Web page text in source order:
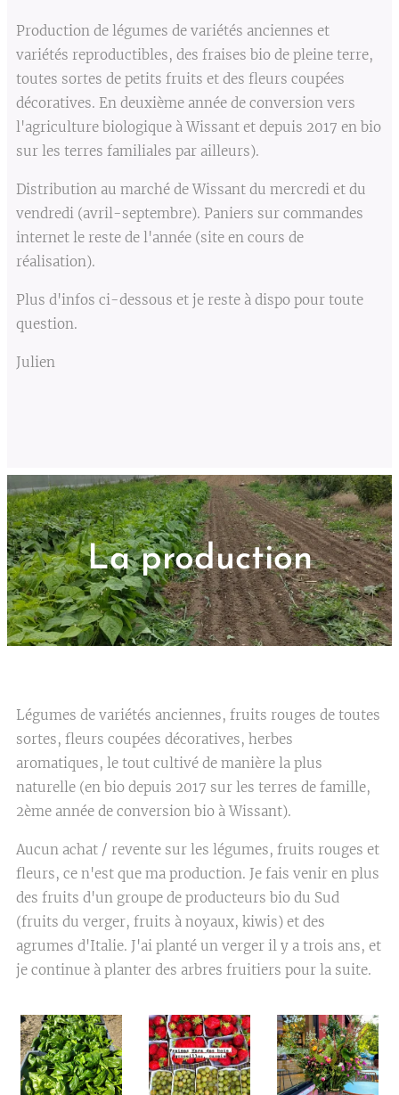
Production de légumes de variétés anciennes et
variétés reproductibles, des fraises bio de pleine terre,
toutes sortes de petits fruits et des fleurs coupées
décoratives. En deuxième année de conversion vers
l'agriculture biologique à Wissant et depuis 2017 en bio
sur les terres familiales par ailleurs).
Distribution au marché de Wissant du mercredi et du
vendredi (avril-septembre). Paniers sur commandes
internet le reste de l'année (site en cours de
réalisation).
Plus d'infos ci-dessous et je reste à dispo pour toute
question.
Julien
La production
Légumes de variétés anciennes, fruits rouges de toutes
sortes, fleurs coupées décoratives, herbes
aromatiques, le tout cultivé de manière la plus
naturelle (en bio depuis 2017 sur les terres de famille,
2ème année de conversion bio à Wissant).
Aucun achat / revente sur les légumes, fruits rouges et
fleurs, ce n'est que ma production. Je fais venir en plus
des fruits d'un groupe de producteurs bio du Sud
(fruits du verger, fruits à noyaux, kiwis) et des
agrumes d'Italie. J'ai planté un verger il y a trois ans, et
je continue à planter des arbres fruitiers pour la suite.